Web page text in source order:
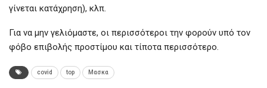
γίνεται κατάχρηση), κλπ.
Για να μην γελιόμαστε, οι περισσότεροι την φορούν υπό τον
φόβο επιβολής προστίμου και τίποτα περισσότερο.
covid top Μασκα